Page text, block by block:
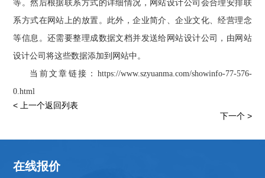
等。然后根据联系方式的详细情况，网站设计公司会合理安排联
系方式在网站上的放置。此外，企业简介、企业文化、经营理念
等信息。还需要整理成数据文档并发送给网站设计公司，由网站
设计公司将这些数据添加到网站中。
当前文章链接：https://www.szyuanma.com/showinfo-77-576-
0.html
< 上一个返回列表
下一个 >
在线报价